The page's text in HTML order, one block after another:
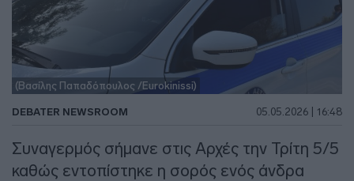
(Βασίλης Παπαδόπουλος /Eurokinissi)
DEBATER NEWSROOM 05.05.2026 | 16:48
Συναγερμός σήμανε στις Αρχές την Τρίτη 5/5
καθώς εντοπίστηκε η σορός ενός άνδρα